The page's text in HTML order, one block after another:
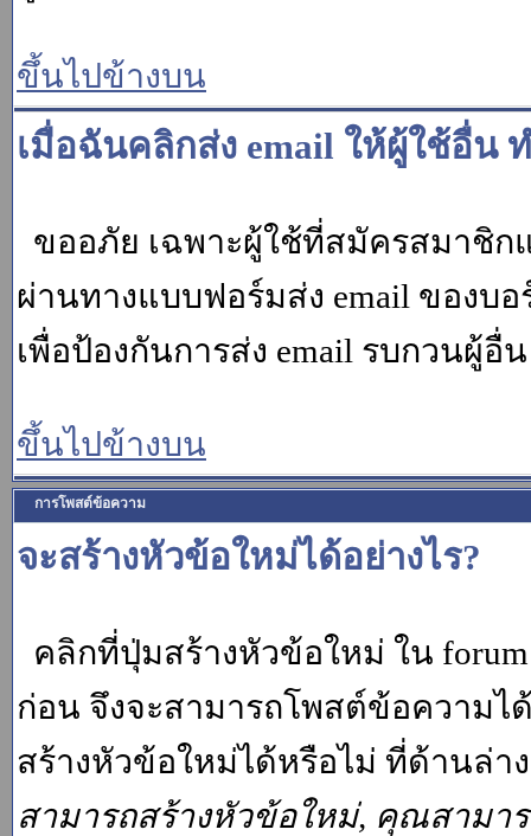
ขึ้นไปข้างบน
เมื่อฉันคลิกส่ง email ให้ผู้ใช้อื่น
ขออภัย เฉพาะผู้ใช้ที่สมัครสมาชิก
ผ่านทางแบบฟอร์มส่ง email ของ
เพื่อป้องกันการส่ง email รบกวนผู้อื่
ขึ้นไปข้างบน
การโพสต์ข้อความ
จะสร้างหัวข้อใหม่ได้อย่างไร?
คลิกที่ปุ่มสร้างหัวข้อใหม่ ใน
ก่อน จึงจะสามารถโพสต์ข้อความ
สร้างหัวข้อใหม่ได้หรือไม่ ที่ด้านล่
สามารถสร้างหัวข้อใหม่, คุณสามา